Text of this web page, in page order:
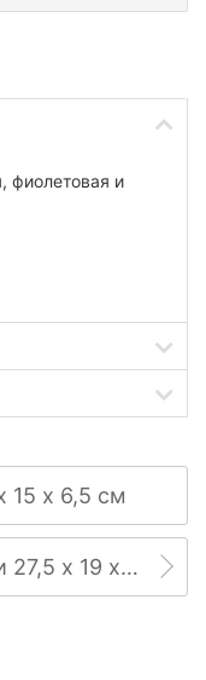
фиолетовая и
15 х 6,5 см
Шкатулка для бижутерии 27,5 х 19 х 7 см